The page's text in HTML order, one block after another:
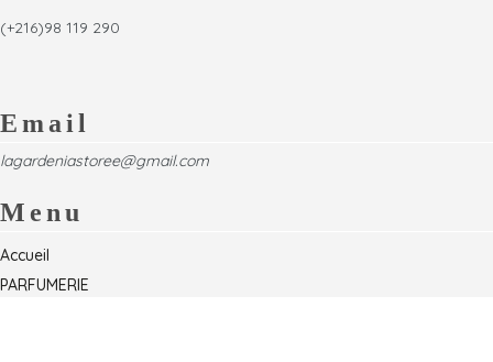
(+216)98 119 290
Email
lagardeniastoree@gmail.com
Menu
Accueil
PARFUMERIE